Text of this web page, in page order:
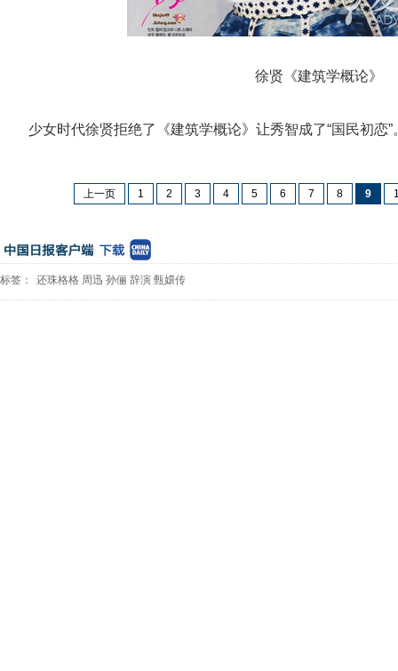
徐贤《建筑学概论》
少女时代徐贤拒绝了《建筑学概论》让秀智成了“国民初恋”
上一页 1 2 3 4 5 6 7 8 9
标签： 还珠格格 周迅 孙俪 辞演 甄嬛传